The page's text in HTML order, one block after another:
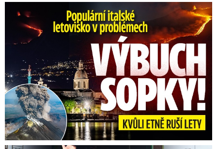
Erupce sicilské sopky Etny: Ruší desítky letů